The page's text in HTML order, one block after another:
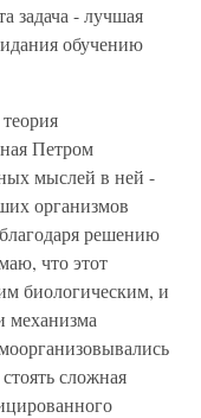
задача - лучшая
обучению
Петром
мыслей в ней -
организмов
решению
что этот
биологическим, и
механизма
сложная